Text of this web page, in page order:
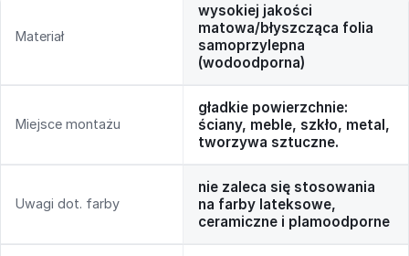
Materiał
wysokiej jakości
matowa/błyszcząca folia
samoprzylepna
(wodoodporna)
Miejsce montażu
gładkie powierzchnie:
ściany, meble, szkło, metal,
tworzywa sztuczne.
Uwagi dot. farby
nie zaleca się stosowania
na farby lateksowe,
ceramiczne i plamoodporne